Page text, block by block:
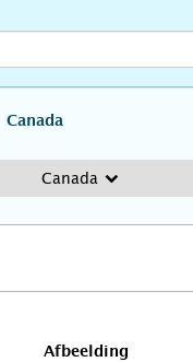
Canada
Canada
Afbeelding